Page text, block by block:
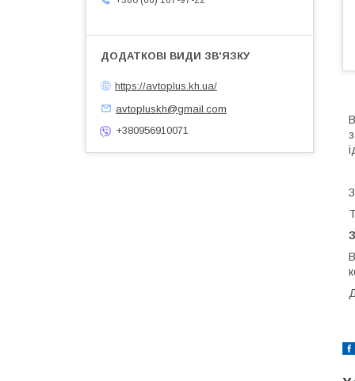
https://avtoplus.kh.ua/
avtopluskh@gmail.com
+380956910071